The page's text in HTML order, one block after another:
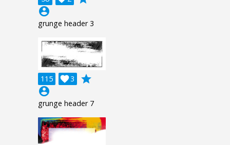
account_circle
grunge header 3
115 3

grade
account_circle
grunge header 7